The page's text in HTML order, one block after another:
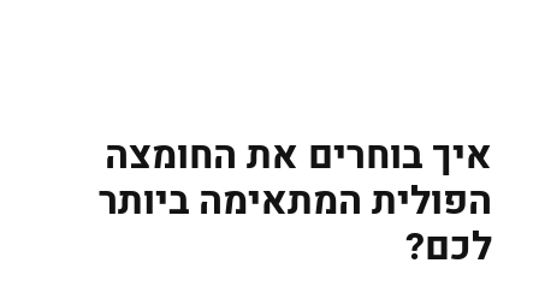
איך בוחרים את החומצה
הפולית המתאימה ביותר
לכם?